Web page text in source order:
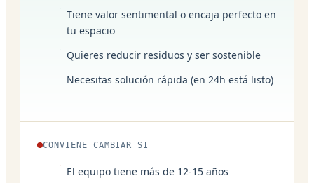
Tiene valor sentimental o encaja perfecto en
tu espacio
Quieres reducir residuos y ser sostenible
Necesitas solución rápida (en 24h está listo)
CONVIENE CAMBIAR SI
El equipo tiene más de 12-15 años